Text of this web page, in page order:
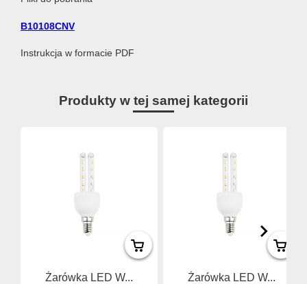
B10108CNV
Instrukcja w formacie PDF
Produkty w tej samej kategorii
Żarówka LED W... Żarówka LED W...